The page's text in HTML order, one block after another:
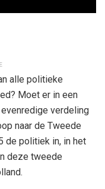
alle politieke
Moet er in een
verdeling
naar de Tweede
de politiek in, in het
deze tweede